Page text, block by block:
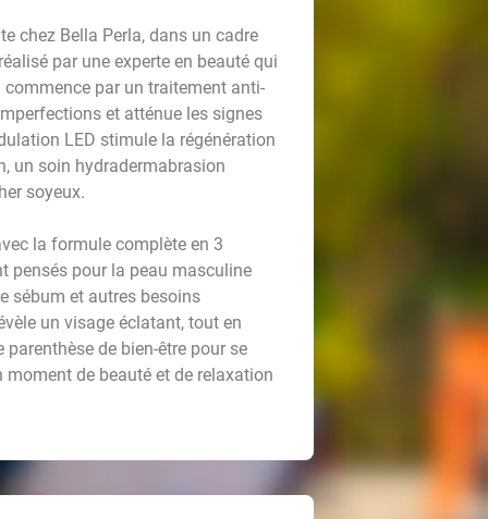
chez Bella Perla, dans un cadre
par une experte en beauté qui
par un traitement anti-
et atténue les signes
LED stimule la régénération
un soin hydradermabrasion
soyeux.
la formule complète en 3
pensés pour la peau masculine
sébum et autres besoins
un visage éclatant, tout en
de bien-être pour se
moment de beauté et de relaxation